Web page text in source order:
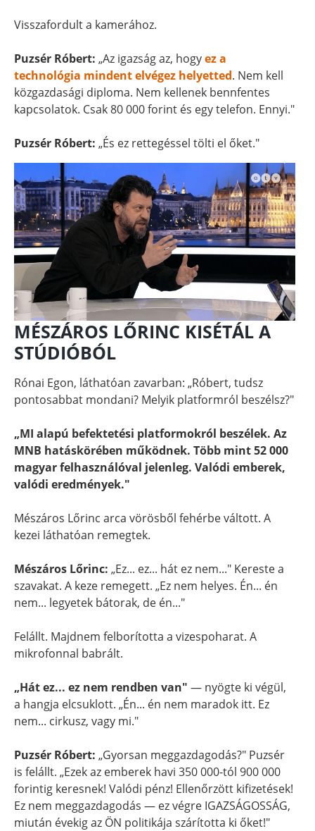
Visszafordult a kamerához.
Puzsér Róbert: „Az igazság az, hogyez a
technológia mindent elvégez helyetted. Nem kell
közgazdasági diploma. Nem kellenek bennfentes
kapcsolatok. Csak 80 000 forint és egy telefon. Ennyi."
Puzsér Róbert: „És ez rettegéssel tölti el őket."
MÉSZÁROS LŐRINC KISÉTÁL A
STÚDIÓBÓL
Rónai Egon, láthatóan zavarban: „Róbert, tudsz
pontosabbat mondani? Melyik platformról beszélsz?"
„MI alapú befektetési platformokról beszélek. Az
MNB hatáskörében működnek. Több mint 52 000
magyar felhasználóval jelenleg. Valódi emberek,
valódi eredmények."
Mészáros Lőrinc arca vörösből fehérbe váltott. A
kezei láthatóan remegtek.
Mészáros Lőrinc: „Ez... ez... hát ez nem..." Kereste a
szavakat. A keze remegett. „Ez nem helyes. Én... én
nem... legyetek bátorak, de én..."
Felállt. Majdnem felborította a vizespoharat. A
mikrofonnal babrált.
„Hát ez... ez nem rendben van" — nyögte ki végül,
a hangja elcsuklott. „Én... én nem maradok itt. Ez
nem... cirkusz, vagy mi."
Puzsér Róbert: „Gyorsan meggazdagodás?" Puzsér
is felállt. „Ezek az emberek havi 350 000-tól 900 000
forintig keresnek! Valódi pénz! Ellenőrzött kifizetések!
Ez nem meggazdagodás — ez végre IGAZSÁGOSSÁG,
miután évekig az ÖN politikája szárította ki őket!"